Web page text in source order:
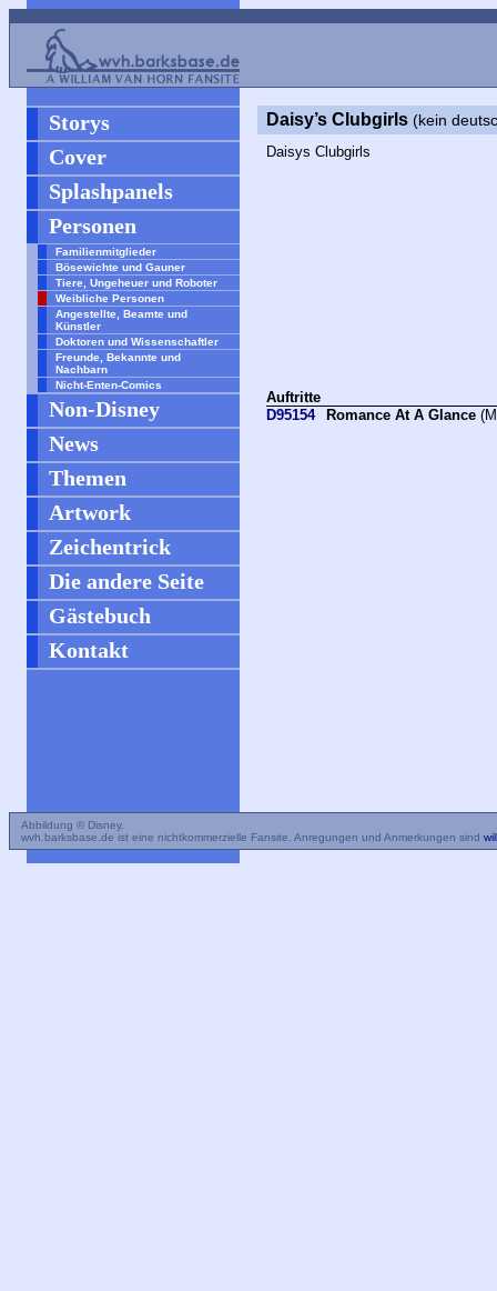
Storys
Cover
Splashpanels
Personen
Familienmitglieder
Bösewichte und Gauner
Tiere, Ungeheuer und Roboter
Weibliche Personen
Angestellte, Beamte und
Künstler
Doktoren und Wissenschaftler
Freunde, Bekannte und
Nachbarn
Nicht-Enten-Comics
Non-Disney
News
Themen
Artwork
Zeichentrick
Die andere Seite
Gästebuch
Kontakt
Daisy’s Clubgirls (kein
Daisys Clubgirls
Auftritte
D95154
Romance At A Glance
Abbildung © Disney.
wvh.barksbase.de ist eine nichtkommerzielle Fansite. Anregungen und Anmerkungen sind